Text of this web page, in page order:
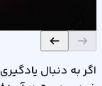
اگر به دنبال